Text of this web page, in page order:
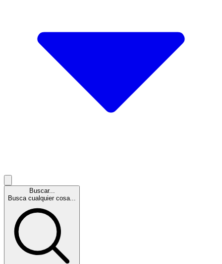
Buscar...
Busca cualquier cosa...